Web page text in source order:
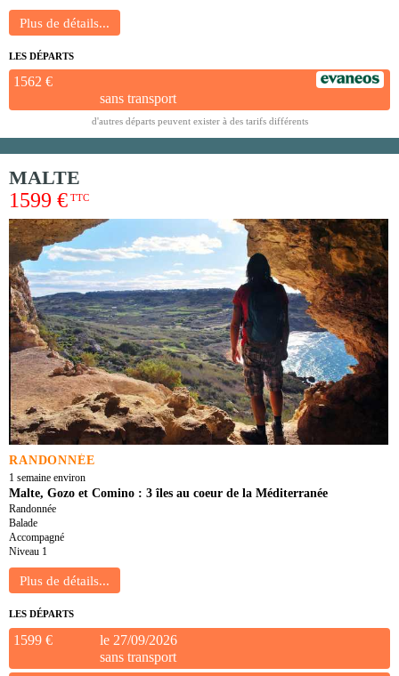
LES DÉPARTS
1562 €
sans transport
d'autres départs peuvent exister à des tarifs différents
MALTE
1599 € TTC
RANDONNÉE
1 semaine environ
Malte, Gozo et Comino : 3 îles au coeur de la Méditerranée
Randonnée
Balade
Accompagné
Niveau 1
LES DÉPARTS
1599 €
le 27/09/2026
sans transport